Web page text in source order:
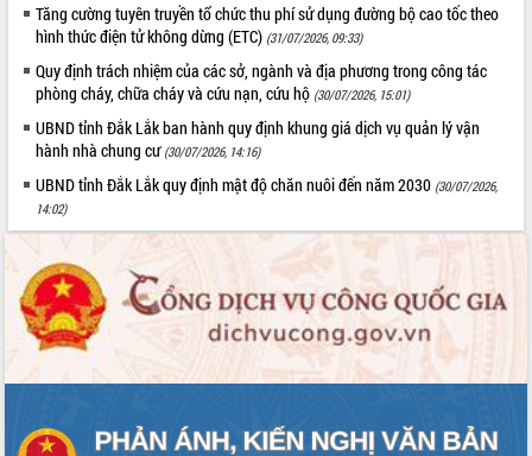
Tăng cường tuyên truyền tổ chức thu phí sử dụng đường bộ cao tốc theo
hình thức điện tử không dừng (ETC) (31/07/2026, 09:33)
Quy định trách nhiệm của các sở, ngành và địa phương trong công tác
phòng cháy, chữa cháy và cứu nạn, cứu hộ (30/07/2026, 15:01)
UBND tỉnh Đắk Lắk ban hành quy định khung giá dịch vụ quản lý vận
hành nhà chung cư (30/07/2026, 14:16)
UBND tỉnh Đắk Lắk quy định mật độ chăn nuôi đến năm 2030 (30/07/2026,
14:02)